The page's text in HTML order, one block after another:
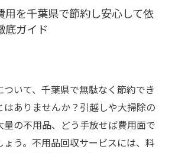
用を千葉県で節約し安心して依
底ガイド
いて、千葉県で無駄なく節約でき
ありませんか？引越しや大掃除の
の不用品、どう手放せば費用面で
う。不用品回収サービスには、料